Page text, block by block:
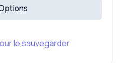
le sauvegarder